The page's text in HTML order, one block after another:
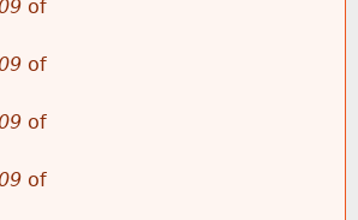
of
of
of
of